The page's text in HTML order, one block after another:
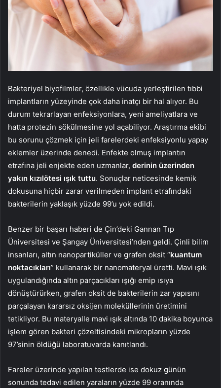
Bakteriyel biyofilmler, özellikle vücuda yerleştirilen tıbbi
implantların yüzeyinde çok daha inatçı bir hal alıyor. Bu
durum tekrarlayan enfeksiyonlara, yeni ameliyatlara ve
hatta protezin sökülmesine yol açabiliyor. Araştırma ekibi
bu sorunu çözmek için jeli farelerdeki enfeksiyonlu yapay
eklemler üzerinde denedi. Enfekte olmuş implantın
etrafına jeli enjekte eden uzmanlar, derinin üzerinden
yakın kızılötesi ışık tuttu. Sonuçlar neticesinde kemik
dokusuna hiçbir zarar verilmeden implant etrafındaki
bakterilerin yaklaşık yüzde 99’u yok edildi.
Benzer bir başarı haberi de Çin’deki Gannan Tıp
Üniversitesi ve Şangay Üniversitesi’nden geldi. Çinli bilim
insanları, altın nanopartiküller ve grafen oksit “kuantum
noktacıkları” kullanarak bir nanomateryal üretti. Mavi ışık
uygulandığında altın parçacıkları ışığı emip ısıya
dönüştürürken, grafen oksit de bakterilerin zar yapısını
parçalayan kararsız oksijen moleküllerinin üretimini
tetikliyor. Bu materyalle mavi ışık altında 10 dakika boyunca
işlem gören bakteri çözeltisindeki mikropların yüzde
97’sinin öldüğü laboratuvarda kanıtlandı.
Fareler üzerinde yapılan testlerde ise dokuz günün
sonunda tedavi edilen yaraların yüzde 99 oranında